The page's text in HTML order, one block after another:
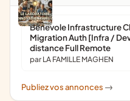
Bénévole Infrastructure
Migration Auth [Infra /
distance Full Remote
par LA FAMILLE MAGHEN
Publiez vos annonces ->